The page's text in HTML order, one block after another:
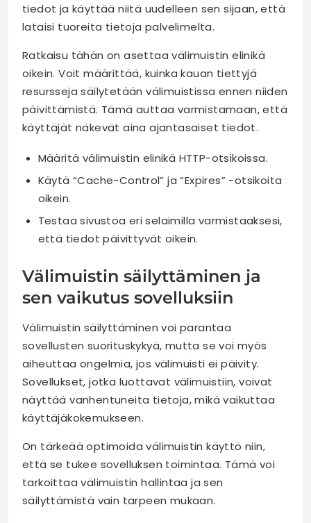
tiedot ja käyttää niitä uudelleen sen sijaan, että
lataisi tuoreita tietoja palvelimelta.
Ratkaisu tähän on asettaa välimuistin elinikä
oikein. Voit määrittää, kuinka kauan tiettyjä
resursseja säilytetään välimuistissa ennen niiden
päivittämistä. Tämä auttaa varmistamaan, että
käyttäjät näkevät aina ajantasaiset tiedot.
Määritä välimuistin elinikä HTTP-otsikoissa.
Käytä “Cache-Control” ja “Expires” -otsikoita
oikein.
Testaa sivustoa eri selaimilla varmistaaksesi,
että tiedot päivittyvät oikein.
Välimuistin säilyttäminen ja
sen vaikutus sovelluksiin
Välimuistin säilyttäminen voi parantaa
sovellusten suorituskykyä, mutta se voi myös
aiheuttaa ongelmia, jos välimuisti ei päivity.
Sovellukset, jotka luottavat välimuistiin, voivat
näyttää vanhentuneita tietoja, mikä vaikuttaa
käyttäjäkokemukseen.
On tärkeää optimoida välimuistin käyttö niin,
että se tukee sovelluksen toimintaa. Tämä voi
tarkoittaa välimuistin hallintaa ja sen
säilyttämistä vain tarpeen mukaan.